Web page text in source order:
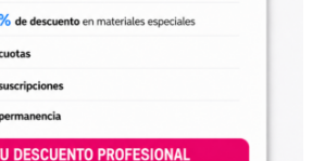
y duraderos con facilidad.
DTF 1l – Viva es un
en este proceso,
solución de impresión fiable
calidad de tus impresiones.